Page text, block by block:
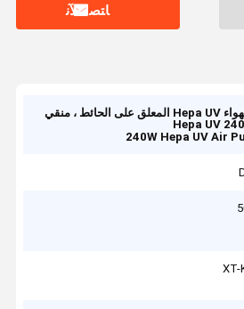
ﺎﺘﺼﻟ ﺍﻶﻧ
منقي الهواء Hepa UV المعلق على الحائط ، منقي
240W Hepa UV Air
XT-